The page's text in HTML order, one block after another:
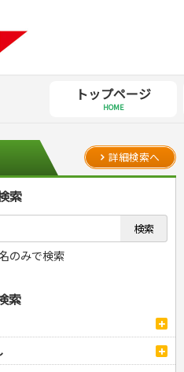
トップページ
HOME
詳細検索へ
索
のみで検索
索
ール
ドア・ペット